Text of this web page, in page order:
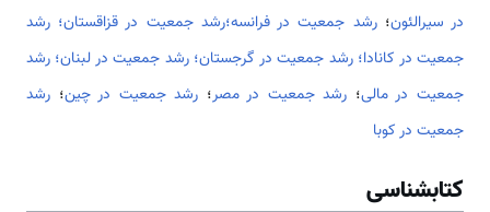
در سیرالئون؛رشد جمعیت در فرانسه؛رشد جمعیت در قزاقستان؛ رشد
جمعیت در کانادا؛ رشد جمعیت در گرجستان؛ رشد جمعیت در لبنان؛ رشد
جمعیت در مالی؛ رشد جمعیت در مصر؛ رشد جمعیت در چین؛ رشد
جمعیت در کوبا
کتابشناسی